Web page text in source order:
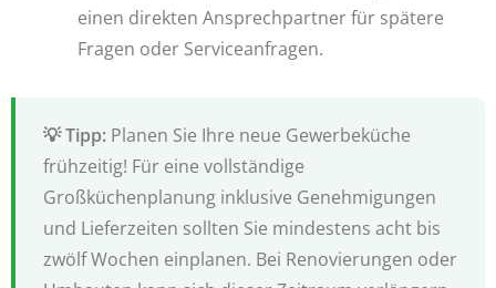
einen direkten Ansprechpartner für spätere
Fragen oder Serviceanfragen.
Planen Sie Ihre neue Gewerbeküche
frühzeitig! Für eine vollständige
Großküchenplanung inklusive Genehmigungen
und Lieferzeiten sollten Sie mindestens acht bis
zwölf Wochen einplanen. Bei Renovierungen oder